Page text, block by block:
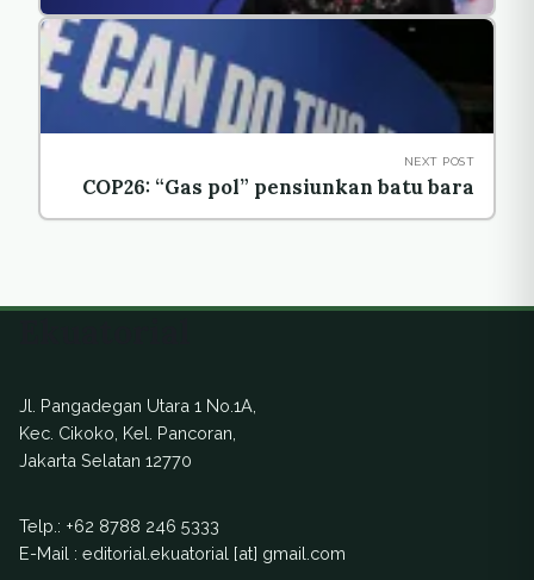
NEXT POST
COP26: “Gas pol” pensiunkan batu bara
Jl. Pangadegan Utara 1 No.1A,
Kec. Cikoko, Kel. Pancoran,
Jakarta Selatan 12770
Telp.: +62 8788 246 5333
E-Mail : editorial.ekuatorial [at] gmail.com